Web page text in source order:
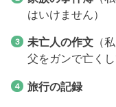
はいけません）
未亡人の作文（
父をガンで亡くし
旅行の記録